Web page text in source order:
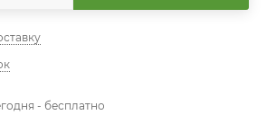
- бесплатно